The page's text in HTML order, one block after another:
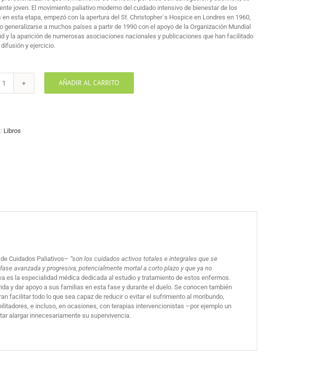
joven. El movimiento paliativo moderno del cuidado intensivo de bienestar de los
esta etapa, empezó con la apertura del St. Christopher´s Hospice en Londres en 1960,
generalizarse a muchos países a partir de 1990 con el apoyo de la Organización Mundial
y la aparición de numerosas asociaciones nacionales y publicaciones que han facilitado
y ejercicio.
Guía
paliativos
AÑADIR AL CARRITO
Libros
Cuidados Paliativos– “son los cuidados activos totales e integrales que se
avanzada y progresiva, potencialmente mortal a corto plazo y que ya no
es la especialidad médica dedicada al estudio y tratamiento de estos enfermos.
y dar apoyo a sus familias en esta fase y durante el duelo. Se conocen también
facilitar todo lo que sea capaz de reducir o evitar el sufrimiento al moribundo,
e incluso, en ocasiones, con terapias intervencionistas –por ejemplo un
alargar innecesariamente su supervivencia.